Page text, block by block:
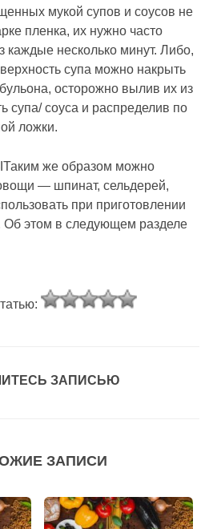
мукой супов и соусов не
пленка, их нужно часто
каждые несколько минут. Либо,
супа можно накрыть
осторожно вылив их из
супа/ соуса и распределив по
ложки.
же образом можно
— шпинат, сельдерей,
при приготовлении
Об этом в следующем разделе
ЗАПИСЬЮ
ЗАПИСИ